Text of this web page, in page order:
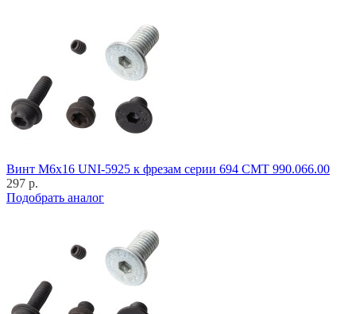
Винт M6x16 UNI-5925 к фрезам серии 694 CMT 990.066.00
297 р.
Подобрать аналог